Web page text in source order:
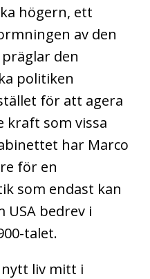
högern, ett
av den
den
politiken
för att agera
kraft som vissa
har Marco
för en
som endast kan
USA bedrev i
talet.
liv mitt i